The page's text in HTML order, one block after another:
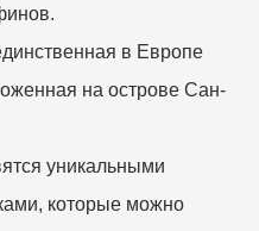
в Европе
на острове Сан-
уникальными
которые можно